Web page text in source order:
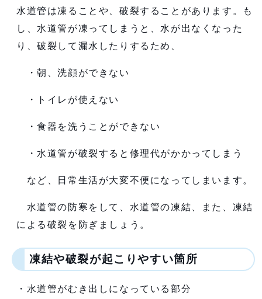
水道管は凍ることや、破裂することがあります。も
し、水道管が凍ってしまうと、水が出なくなった
り、破裂して漏水したりするため、
・朝、洗顔ができない
・トイレが使えない
・食器を洗うことができない
・水道管が破裂すると修理代がかかってしまう
など、日常生活が大変不便になってしまいます。
水道管の防寒をして、水道管の凍結、また、凍結
による破裂を防ぎましょう。
凍結や破裂が起こりやすい箇所
・水道管がむき出しになっている部分